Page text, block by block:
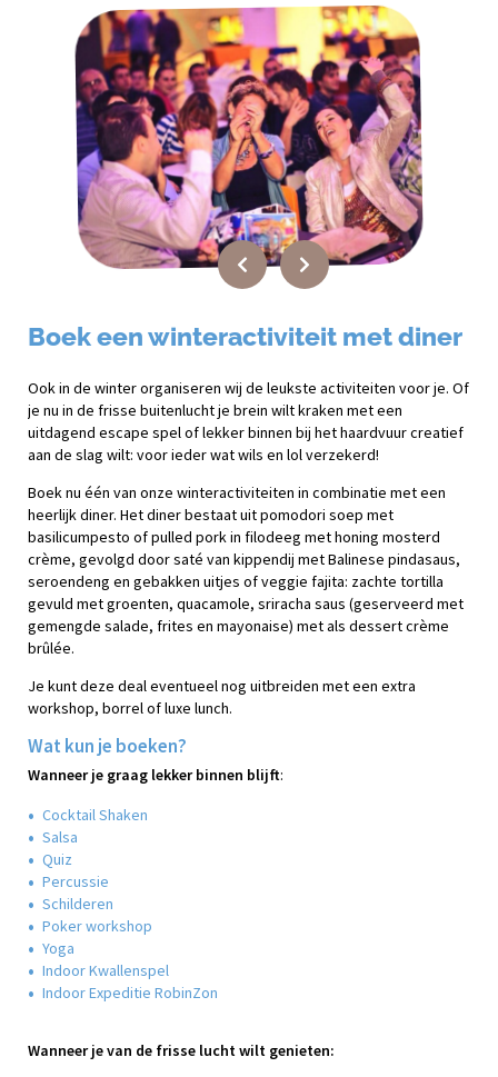
Boek een winteractiviteit met diner
Ook in de winter organiseren wij de leukste activiteiten voor je. Of
je nu in de frisse buitenlucht je brein wilt kraken met een
uitdagend escape spel of lekker binnen bij het haardvuur creatief
aan de slag wilt: voor ieder wat wils en lol verzekerd!
Boek nu één van onze winteractiviteiten in combinatie met een
heerlijk diner. Het diner bestaat uit pomodori soep met
basilicumpesto of pulled pork in filodeeg met honing mosterd
crème, gevolgd door saté van kippendij met Balinese pindasaus,
seroendeng en gebakken uitjes of veggie fajita: zachte tortilla
gevuld met groenten, quacamole, sriracha saus (geserveerd met
gemengde salade, frites en mayonaise) met als dessert crème
brûlée.
Je kunt deze deal eventueel nog uitbreiden met een extra
workshop, borrel of luxe lunch.
Wat kun je boeken?
Wanneer je graag lekker binnen blijft:
Cocktail Shaken
Salsa
Quiz
Percussie
Schilderen
Poker workshop
Yoga
Indoor Kwallenspel
Indoor Expeditie RobinZon
Wanneer je van de frisse lucht wilt genieten: